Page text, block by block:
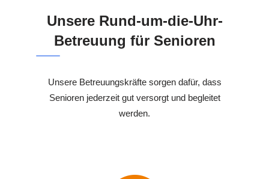
Unsere Rund-um-die-Uhr-
Betreuung für Senioren
Unsere Betreuungskräfte sorgen dafür, dass
Senioren jederzeit gut versorgt und begleitet
werden.